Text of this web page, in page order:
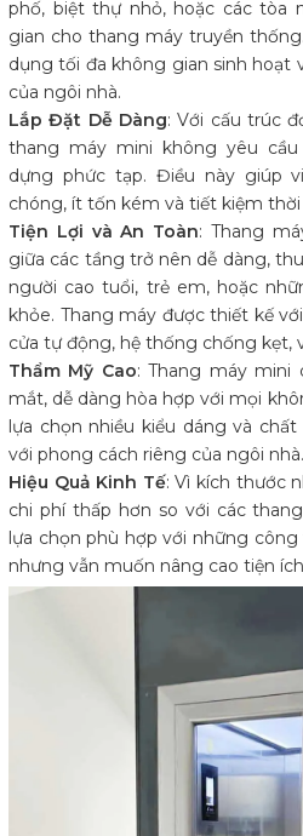
phố, biệt thự nhỏ, hoặc các tòa
gian cho thang máy truyền
dụng tối đa không gian sinh hoạt
của ngôi nhà.
Lắp Đặt Dễ Dàng: Với cấu trúc
thang máy mini không yêu
dựng phức tạp. Điều này giúp
chóng, ít tốn kém và tiết kiệm thời
Tiện Lợi và An Toàn: Thang
giữa các tầng trở nên dễ dàng,
người cao tuổi, trẻ em, hoặc
khỏe. Thang máy được thiết kế
cửa tự động, hệ thống chống kẹt,
Thẩm Mỹ Cao: Thang máy mini
mắt, dễ dàng hòa hợp với mọi
lựa chọn nhiều kiểu dáng và
với phong cách riêng của ngôi nhà.
Hiệu Quả Kinh Tế: Vì kích thước
chi phí thấp hơn so với các
lựa chọn phù hợp với những
nhưng vẫn muốn nâng cao tiện